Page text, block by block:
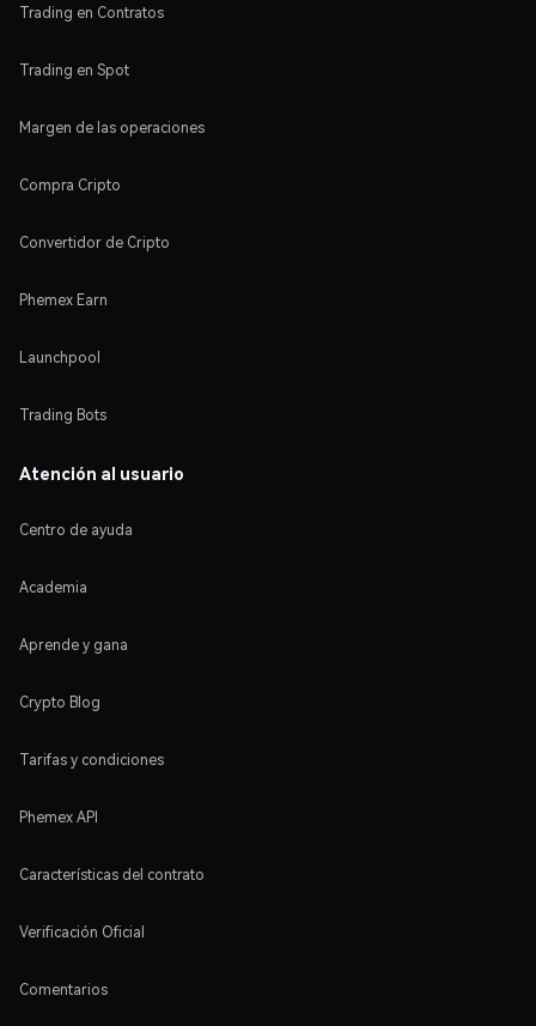
Trading en Contratos
Trading en Spot
Margen de las operaciones
Compra Cripto
Convertidor de Cripto
Phemex Earn
Launchpool
Trading Bots
Atención al usuario
Centro de ayuda
Academia
Aprende y gana
Crypto Blog
Tarifas y condiciones
Phemex API
Características del contrato
Verificación Oficial
Comentarios